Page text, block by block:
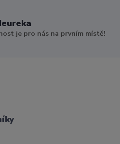
je pro nás na prvním místě!